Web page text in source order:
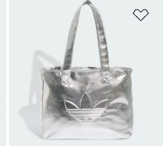
Op verlanglijst zetten